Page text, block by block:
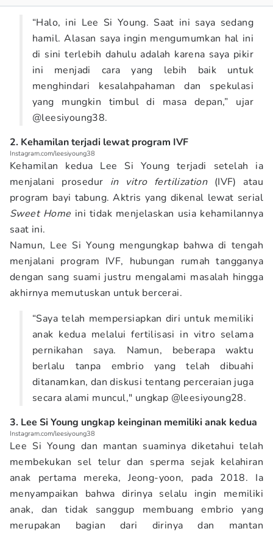
“Halo, ini Lee Si Young. Saat ini saya sedang
hamil. Alasan saya ingin mengumumkan hal ini
di sini terlebih dahulu adalah karena saya pikir
ini menjadi cara yang lebih baik untuk
menghindari kesalahpahaman dan spekulasi
yang mungkin timbul di masa depan,” ujar
@leesiyoung38.
2. Kehamilan terjadi lewat program IVF
Instagram.com/leesiyoung38
Kehamilan kedua Lee Si Young terjadi setelah ia
menjalani prosedur in vitro fertilization(IVF) atau
program bayi tabung. Aktris yang dikenal lewat serial
Sweet Home ini tidak menjelaskan usia kehamilannya
saat ini.
Namun, Lee Si Young mengungkap bahwa di tengah
menjalani program IVF, hubungan rumah tangganya
dengan sang suami justru mengalami masalah hingga
akhirnya memutuskan untuk bercerai.
“Saya telah mempersiapkan diri untuk memiliki
anak kedua melalui fertilisasi in vitro selama
pernikahan saya. Namun, beberapa waktu
berlalu tanpa embrio yang telah dibuahi
ditanamkan, dan diskusi tentang perceraian juga
secara alami muncul," ungkap @leesiyoung28.
3. Lee Si Young ungkap keinginan memiliki anak kedua
Instagram.com/leesiyoung38
Lee Si Young dan mantan suaminya diketahui telah
membekukan sel telur dan sperma sejak kelahiran
anak pertama mereka, Jeong-yoon, pada 2018. Ia
menyampaikan bahwa dirinya selalu ingin memiliki
anak, dan tidak sanggup membuang embrio yang
merupakan bagian dari dirinya dan mantan